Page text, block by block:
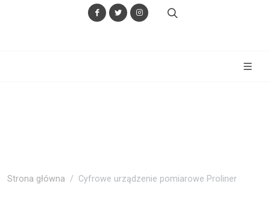
Strona główna Cyfrowe urządzenie pomiarowe Proliner